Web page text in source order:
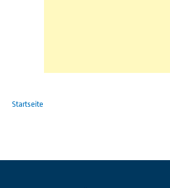
Startseite